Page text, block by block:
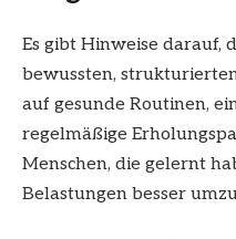
Es gibt Hinweise darauf,
bewussten,
auf gesunde Routinen,
regelmäßige
Menschen, die gelernt
Belastungen besser